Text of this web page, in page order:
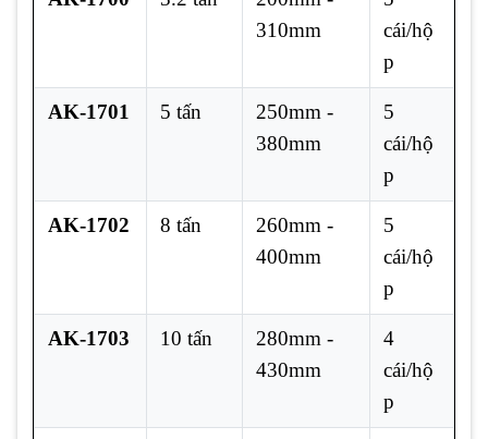
310mm
cái/hộ
p
AK-1701 5 tấn
250mm -
380mm
5
cái/hộ
p
AK-1702 8 tấn
260mm -
400mm
5
cái/hộ
p
AK-1703 10 tấn
280mm -
430mm
4
cái/hộ
p